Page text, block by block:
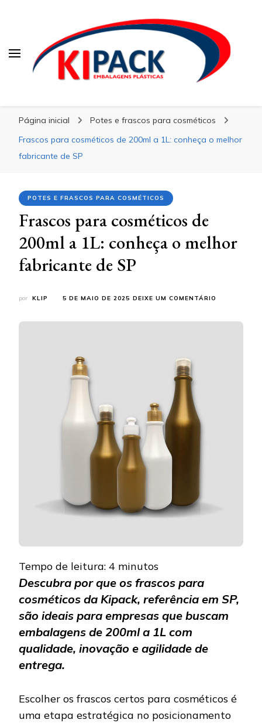
Página inicial
Potes e frascos para cosméticos
Frascos para cosméticos de 200ml a 1L: conheça o melhor
fabricante de SP
POTES E FRASCOS PARA COSMÉTICOS
Frascos para cosméticos de
200ml a 1L: conheça o melhor
fabricante de SP
por KLIP 5 DE MAIO DE 2025 DEIXE UM COMENTÁRIO
Tempo de leitura: 4 minutos
Descubra por que os frascos para
cosméticos da Kipack, referência em SP,
são ideais para empresas que buscam
embalagens de 200ml a 1L com
qualidade, inovação e agilidade de
entrega.
Escolher os frascos certos para cosméticos é
uma etapa estratégica no posicionamento